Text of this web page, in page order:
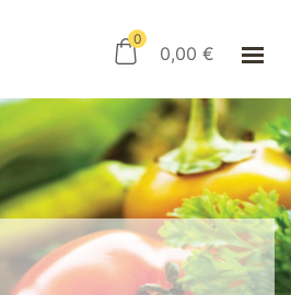
ESHOP
AKO NAKUPOVAŤ
KAMENNÝ OBCHOD
KONTAKT
0
0,00 €
PRIHLÁSENIE